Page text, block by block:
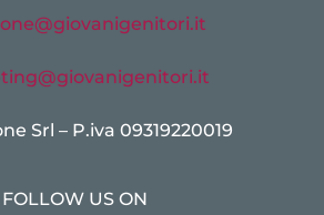
Srl – P.iva 09319220019
FOLLOW US ON